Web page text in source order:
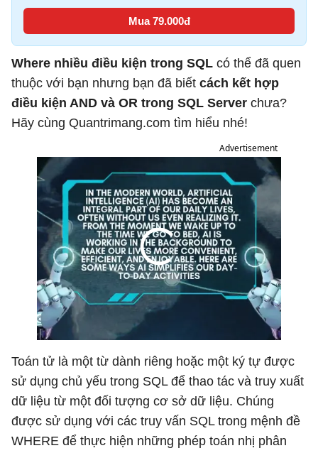
Mua 79.000đ
Where nhiều điều kiện trong SQL có thể đã quen
thuộc với bạn nhưng bạn đã biết cách kết hợp
điều kiện AND và OR trong SQL Server chưa?
Hãy cùng Quantrimang.com tìm hiểu nhé!
Advertisement
Toán tử là một từ dành riêng hoặc một ký tự được
sử dụng chủ yếu trong SQL để thao tác và truy xuất
dữ liệu từ một đối tượng cơ sở dữ liệu. Chúng
được sử dụng với các truy vấn SQL trong mệnh đề
WHERE để thực hiện những phép toán nhị phân